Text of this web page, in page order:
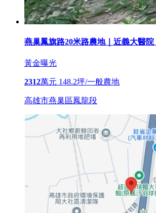
燕巢鳳旗路20米路農地｜近義大醫
黃金曝光
2312萬元 148.2坪/一般農地
高雄市燕巢區鳳龍段